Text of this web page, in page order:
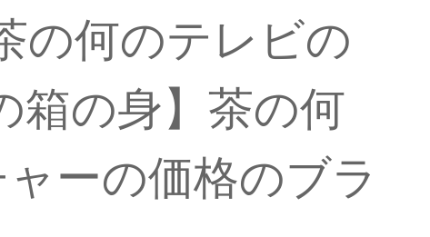
の何のテレビの
箱の身】茶の何
ーの価格のブラ